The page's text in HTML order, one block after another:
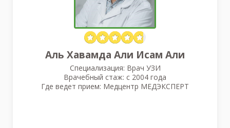
Аль Хавамда Али Исам Али
Специализация: Врач УЗИ
Врачебный стаж: с 2004 года
Где ведет прием: Медцентр МЕДЭКСПЕРТ